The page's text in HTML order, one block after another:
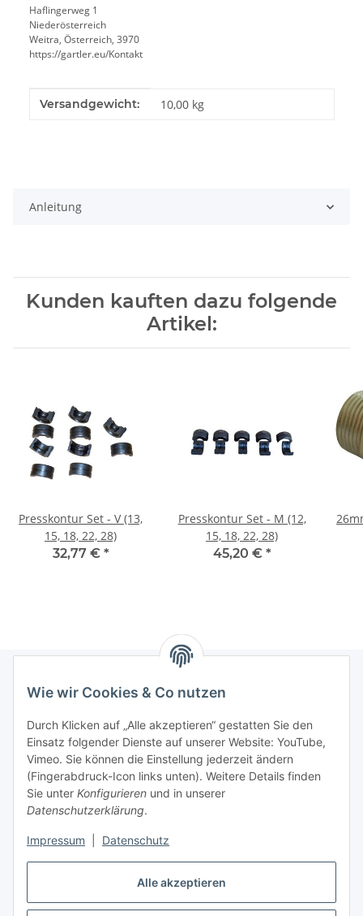
Alle akzeptieren
Wie wir Cookies & Co nutzen
Durch Klicken auf „Alle akzeptieren“ gestatten Sie den
Einsatz folgender Dienste auf unserer Website: YouTube,
Vimeo. Sie können die Einstellung jederzeit ändern
(Fingerabdruck-Icon links unten). Weitere Details finden
Sie unter Konfigurieren und in unserer
Datenschutzerklärung.
Impressum Datenschutz
Haflingerweg 1
Niederösterreich
Weitra, Österreich, 3970
https://gartler.eu/Kontakt
Produkteigenschaft
Wert
Versandgewicht: 10,00 kg
Anleitung
Kunden kauften dazu folgende
Artikel:
Presskontur Set - V (13,
15, 18, 22, 28)
32,77 € *
Presskontur Set - M (12,
15, 18, 22, 28)
45,20 € *
Gesetzliche Informationen
Starke Marken